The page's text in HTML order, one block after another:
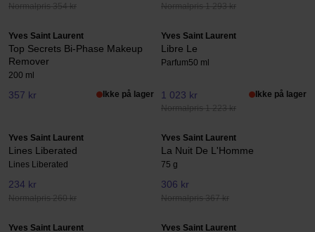
Normalpris 354 kr Normalpris 1 293 kr
Yves Saint Laurent
Top Secrets Bi-Phase Makeup
Remover
200 ml
357 kr Ikke på lager
Yves Saint Laurent
Libre Le
Parfum50 ml
1 023 kr
Normalpris 1 223 kr
Ikke på lager
Yves Saint Laurent
Lines Liberated
Lines Liberated
234 kr
Normalpris 260 kr
Yves Saint Laurent
La Nuit De L'Homme
75 g
306 kr
Normalpris 367 kr
Yves Saint Laurent Yves Saint Laurent